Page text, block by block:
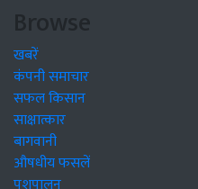
Browse
खबरें
कंपनी समाचार
सफल किसान
साक्षात्कार
बागवानी
औषधीय फसलें